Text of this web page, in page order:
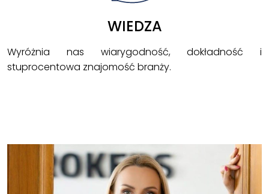
WIEDZA
Wyróżnia nas wiarygodność, dokładność i
stuprocentowa znajomość branży.